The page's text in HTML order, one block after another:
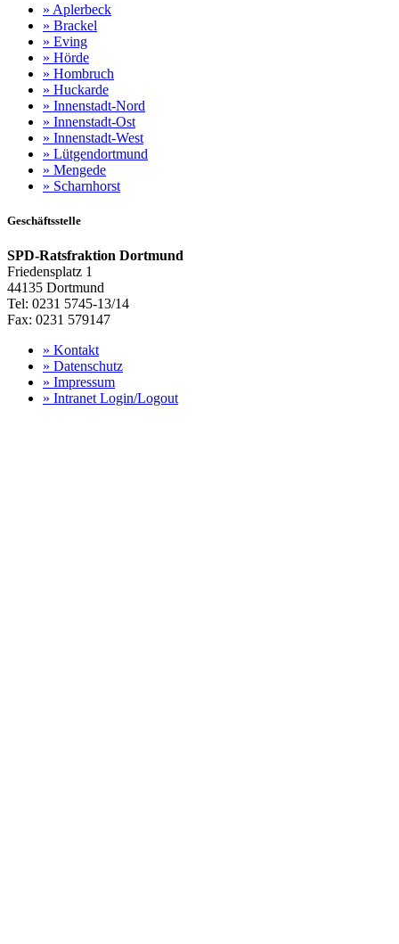
» Aplerbeck
» Brackel
» Eving
» Hörde
» Hombruch
» Huckarde
» Innenstadt-Nord
» Innenstadt-Ost
» Innenstadt-West
» Lütgendortmund
» Mengede
» Scharnhorst
Geschäftsstelle
SPD-Ratsfraktion Dortmund
Friedensplatz 1
44135 Dortmund
Tel: 0231 5745-13/14
Fax: 0231 579147
» Kontakt
» Datenschutz
» Impressum
» Intranet Login/Logout